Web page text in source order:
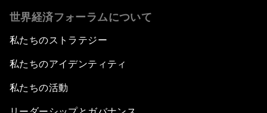
世界経済フォーラムについて
私たちのストラテジー
私たちのアイデンティティ
私たちの活動